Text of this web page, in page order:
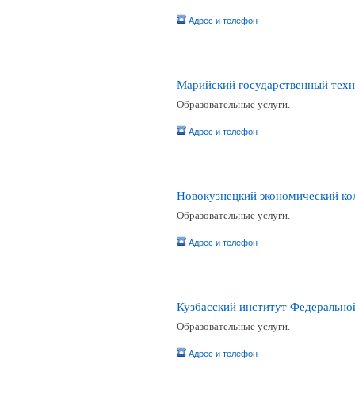
Адрес и телефон
Марийский государственный
Образовательные услуги.
Адрес и телефон
Новокузнецкий экономический
Образовательные услуги.
Адрес и телефон
Кузбасский институт
Образовательные услуги.
Адрес и телефон